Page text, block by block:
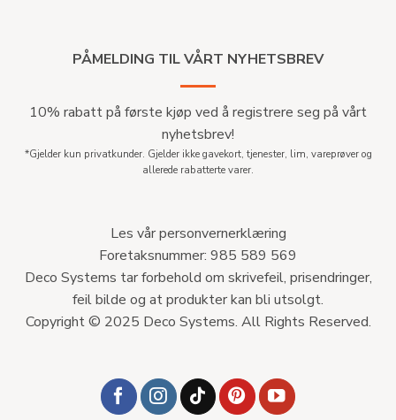
PÅMELDING TIL VÅRT NYHETSBREV
10% rabatt på første kjøp ved å registrere seg på vårt
nyhetsbrev!
*Gjelder kun privatkunder. Gjelder ikke gavekort, tjenester, lim, vareprøver og
allerede rabatterte varer.
Les vår personvernerklæring
Foretaksnummer: 985 589 569
Deco Systems tar forbehold om skrivefeil, prisendringer,
feil bilde og at produkter kan bli utsolgt.
Copyright © 2025 Deco Systems. All Rights Reserved.